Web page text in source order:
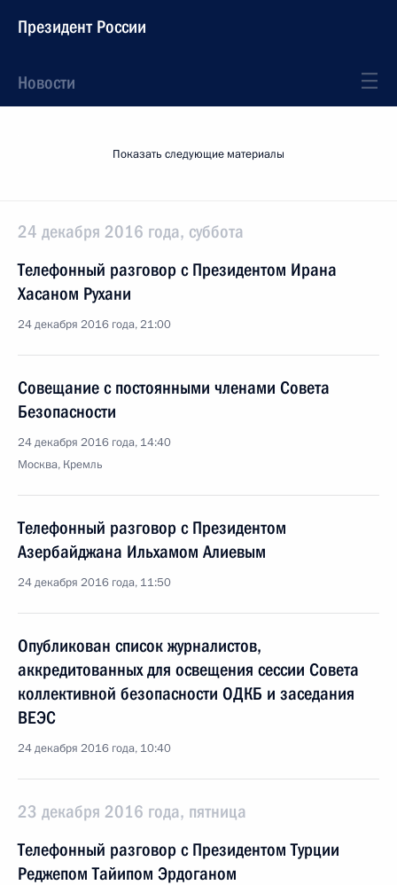
Президент России
Новости
Показать следующие материалы
24 декабря 2016 года, суббота
Телефонный разговор с Президентом Ирана
Хасаном Рухани
24 декабря 2016 года, 21:00
Совещание с постоянными членами Совета
Безопасности
24 декабря 2016 года, 14:40
Москва, Кремль
Телефонный разговор с Президентом
Азербайджана Ильхамом Алиевым
24 декабря 2016 года, 11:50
Опубликован список журналистов,
аккредитованных для освещения сессии Совета
коллективной безопасности ОДКБ и заседания
ВЕЭС
24 декабря 2016 года, 10:40
23 декабря 2016 года, пятница
Телефонный разговор с Президентом Турции
Реджепом Тайипом Эрдоганом